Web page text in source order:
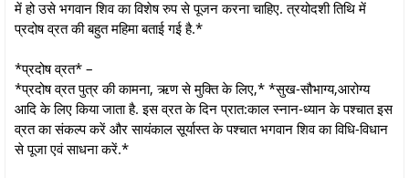
में हो उसे भगवान शिव का विशेष रुप से पूजन करना चाहिए. त्रयोदशी तिथि में
प्रदोष व्रत की बहुत महिमा बताई गई है.*
*प्रदोष व्रत* –
*प्रदोष व्रत पुत्र की कामना, ऋण से मुक्ति के लिए,* *सुख-सौभाग्य,आरोग्य
आदि के लिए किया जाता है. इस व्रत के दिन प्रात:काल स्नान-ध्यान के पश्चात इस
व्रत का संकल्प करें और सायंकाल सूर्यास्त के पश्चात भगवान शिव का विधि-विधान
से पूजा एवं साधना करें.*